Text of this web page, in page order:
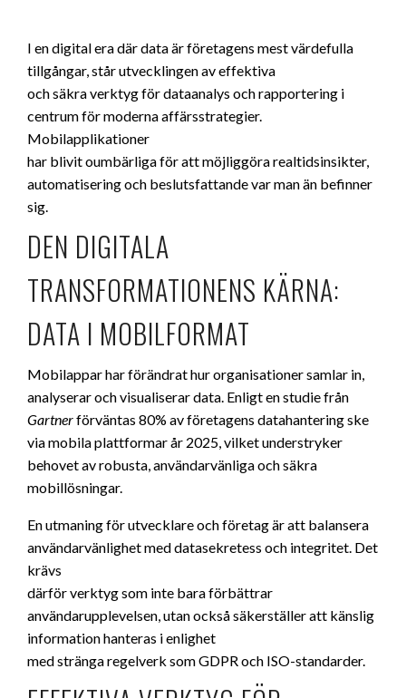
I en digital era där data är företagens mest värdefulla
tillgångar, står utvecklingen av effektiva
och säkra verktyg för dataanalys och rapportering i
centrum för moderna affärsstrategier.
Mobilapplikationer
har blivit oumbärliga för att möjliggöra realtidsinsikter,
automatisering och beslutsfattande var man än befinner
sig.
DEN DIGITALA
TRANSFORMATIONENS KÄRNA:
DATA I MOBILFORMAT
Mobilappar har förändrat hur organisationer samlar in,
analyserar och visualiserar data. Enligt en studie från
Gartnerförväntas 80% av företagens datahantering ske
via mobila plattformar år 2025, vilket understryker
behovet av robusta, användarvänliga och säkra
mobillösningar.
En utmaning för utvecklare och företag är att balansera
användarvänlighet med datasekretess och integritet. Det
krävs
därför verktyg som inte bara förbättrar
användarupplevelsen, utan också säkerställer att känslig
information hanteras i enlighet
med stränga regelverk som GDPR och ISO-standarder.